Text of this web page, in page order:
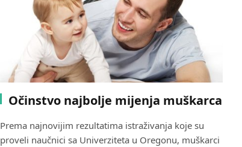
Očinstvo najbolje mijenja muškarca
Prema najnovijim rezultatima istraživanja koje su
proveli naučnici sa Univerziteta u Oregonu, muškarci